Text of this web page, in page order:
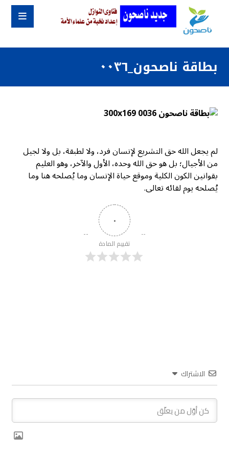
بطاقة ناصحون_٠٠٣٦
لم يجعل الله حق التشريع لإنسان فرد، ولا لطبقة، بل ولا لجيل
من الأجيال؛ بل هو حق الله وحده، الأول والآخر، وهو العليم
بقوانين الكون الكلية وموقع حياة الإنسان وما يُصلحه هنا وما
يُصلحه يوم لقائه تعالى.
٠
تقييم المادة
الاشتراك